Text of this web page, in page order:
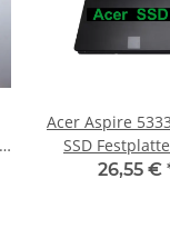
Acer Aspire
SSD
SATA 2,5"
26,55 €